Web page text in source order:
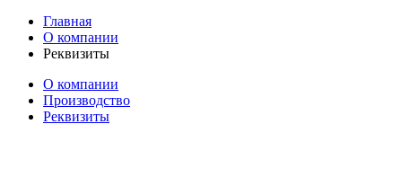
Главная
О компании
Реквизиты
О компании
Производство
Реквизиты